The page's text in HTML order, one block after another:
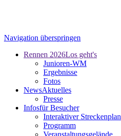
Navigation überspringen
Rennen 2026Los geht's
Junioren-WM
Ergebnisse
Fotos
NewsAktuelles
Presse
Infosfür Besucher
Interaktiver Streckenplan
Programm
Veranstaltungsgelände